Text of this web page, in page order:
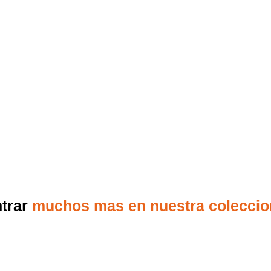
muchos mas en nuestra